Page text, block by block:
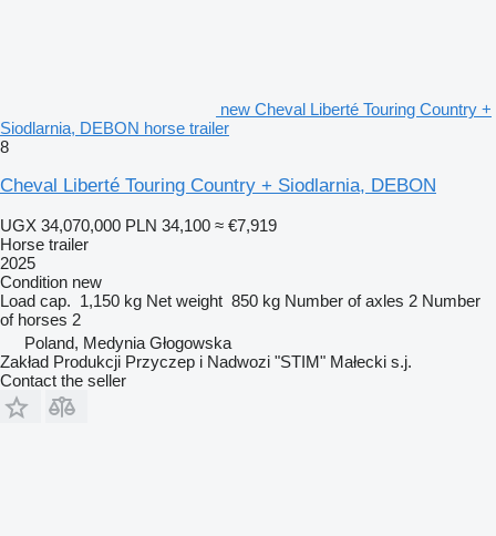
new Cheval Liberté Touring Country +
Siodlarnia, DEBON horse trailer
8
Cheval Liberté Touring Country + Siodlarnia, DEBON
UGX 34,070,000 PLN 34,100 ≈ €7,919
Horse trailer
2025
Condition new
Load cap. 1,150 kg Net weight 850 kg Number of axles 2 Number
of horses 2
Poland, Medynia Głogowska
Zakład Produkcji Przyczep i Nadwozi "STIM" Małecki s.j.
Contact the seller